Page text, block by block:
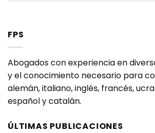
FPS
Abogados con experiencia en
y el conocimiento necesario para
alemán, italiano, inglés, francés,
español y catalán.
ÚLTIMAS PUBLICACIONES